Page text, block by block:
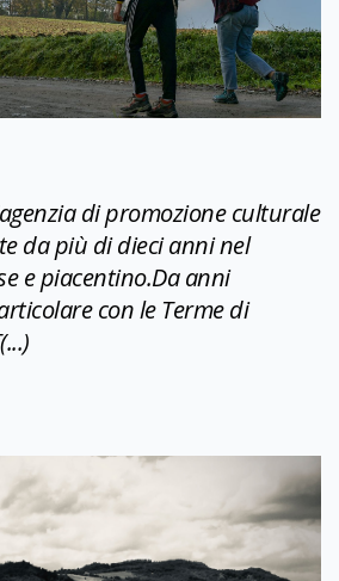
di promozione culturale
da più di dieci anni nel
e piacentino.Da anni
con le Terme di